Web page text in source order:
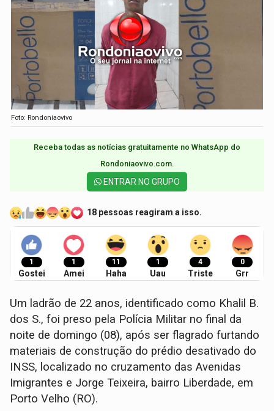
Foto: Rondoniaovivo
Receba todas as notícias gratuitamente no WhatsApp do
Rondoniaovivo.com.​
ENTRAR NO GRUPO
18 pessoas reagiram a isso.
1
Gostei
1
Amei
11
Haha
1
Uau
4
Triste
0
Grr
Um ladrão de 22 anos, identificado como Khalil B.
dos S., foi preso pela Polícia Militar no final da
noite de domingo (08), após ser flagrado furtando
materiais de construção do prédio desativado do
INSS, localizado no cruzamento das Avenidas
Imigrantes e Jorge Teixeira, bairro Liberdade, em
Porto Velho (RO).